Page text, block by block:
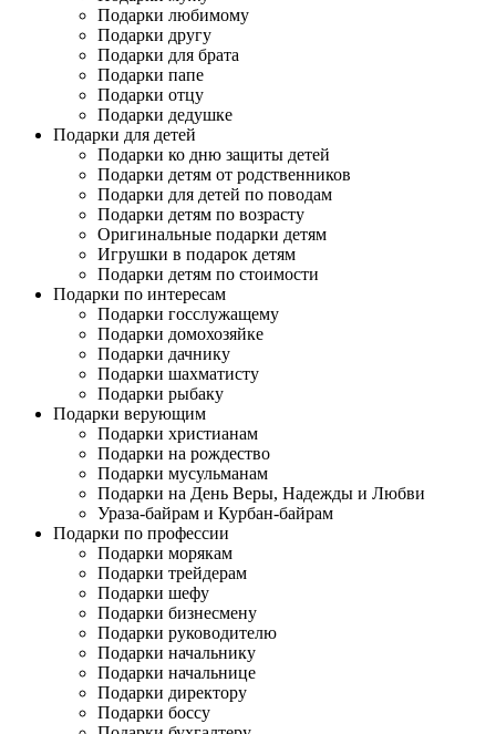
Подарки любимому
Подарки другу
Подарки для брата
Подарки папе
Подарки отцу
Подарки дедушке
Подарки для детей
Подарки ко дню защиты детей
Подарки детям от родственников
Подарки для детей по поводам
Подарки детям по возрасту
Оригинальные подарки детям
Игрушки в подарок детям
Подарки детям по стоимости
Подарки по интересам
Подарки госслужащему
Подарки домохозяйке
Подарки дачнику
Подарки шахматисту
Подарки рыбаку
Подарки верующим
Подарки христианам
Подарки на рождество
Подарки мусульманам
Подарки на День Веры, Надежды и Любви
Ураза-байрам и Курбан-байрам
Подарки по профессии
Подарки морякам
Подарки трейдерам
Подарки шефу
Подарки бизнесмену
Подарки руководителю
Подарки начальнику
Подарки начальнице
Подарки директору
Подарки боссу